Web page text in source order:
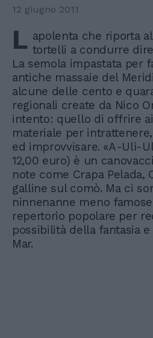
12 giugno 2011
L apolenta che riporta
tortelli a condurre
La semola impastata per
antiche massaie del
alcune delle cento e
regionali create da Nico
intento: quello di offrire
materiale per
ed improvvisare. «A-Ulì-
12,00 euro) è un
note come Crapa Pelada,
galline sul comò. Ma ci
ninnenanne meno
repertorio popolare per
possibilità della fantasia e
Mar.